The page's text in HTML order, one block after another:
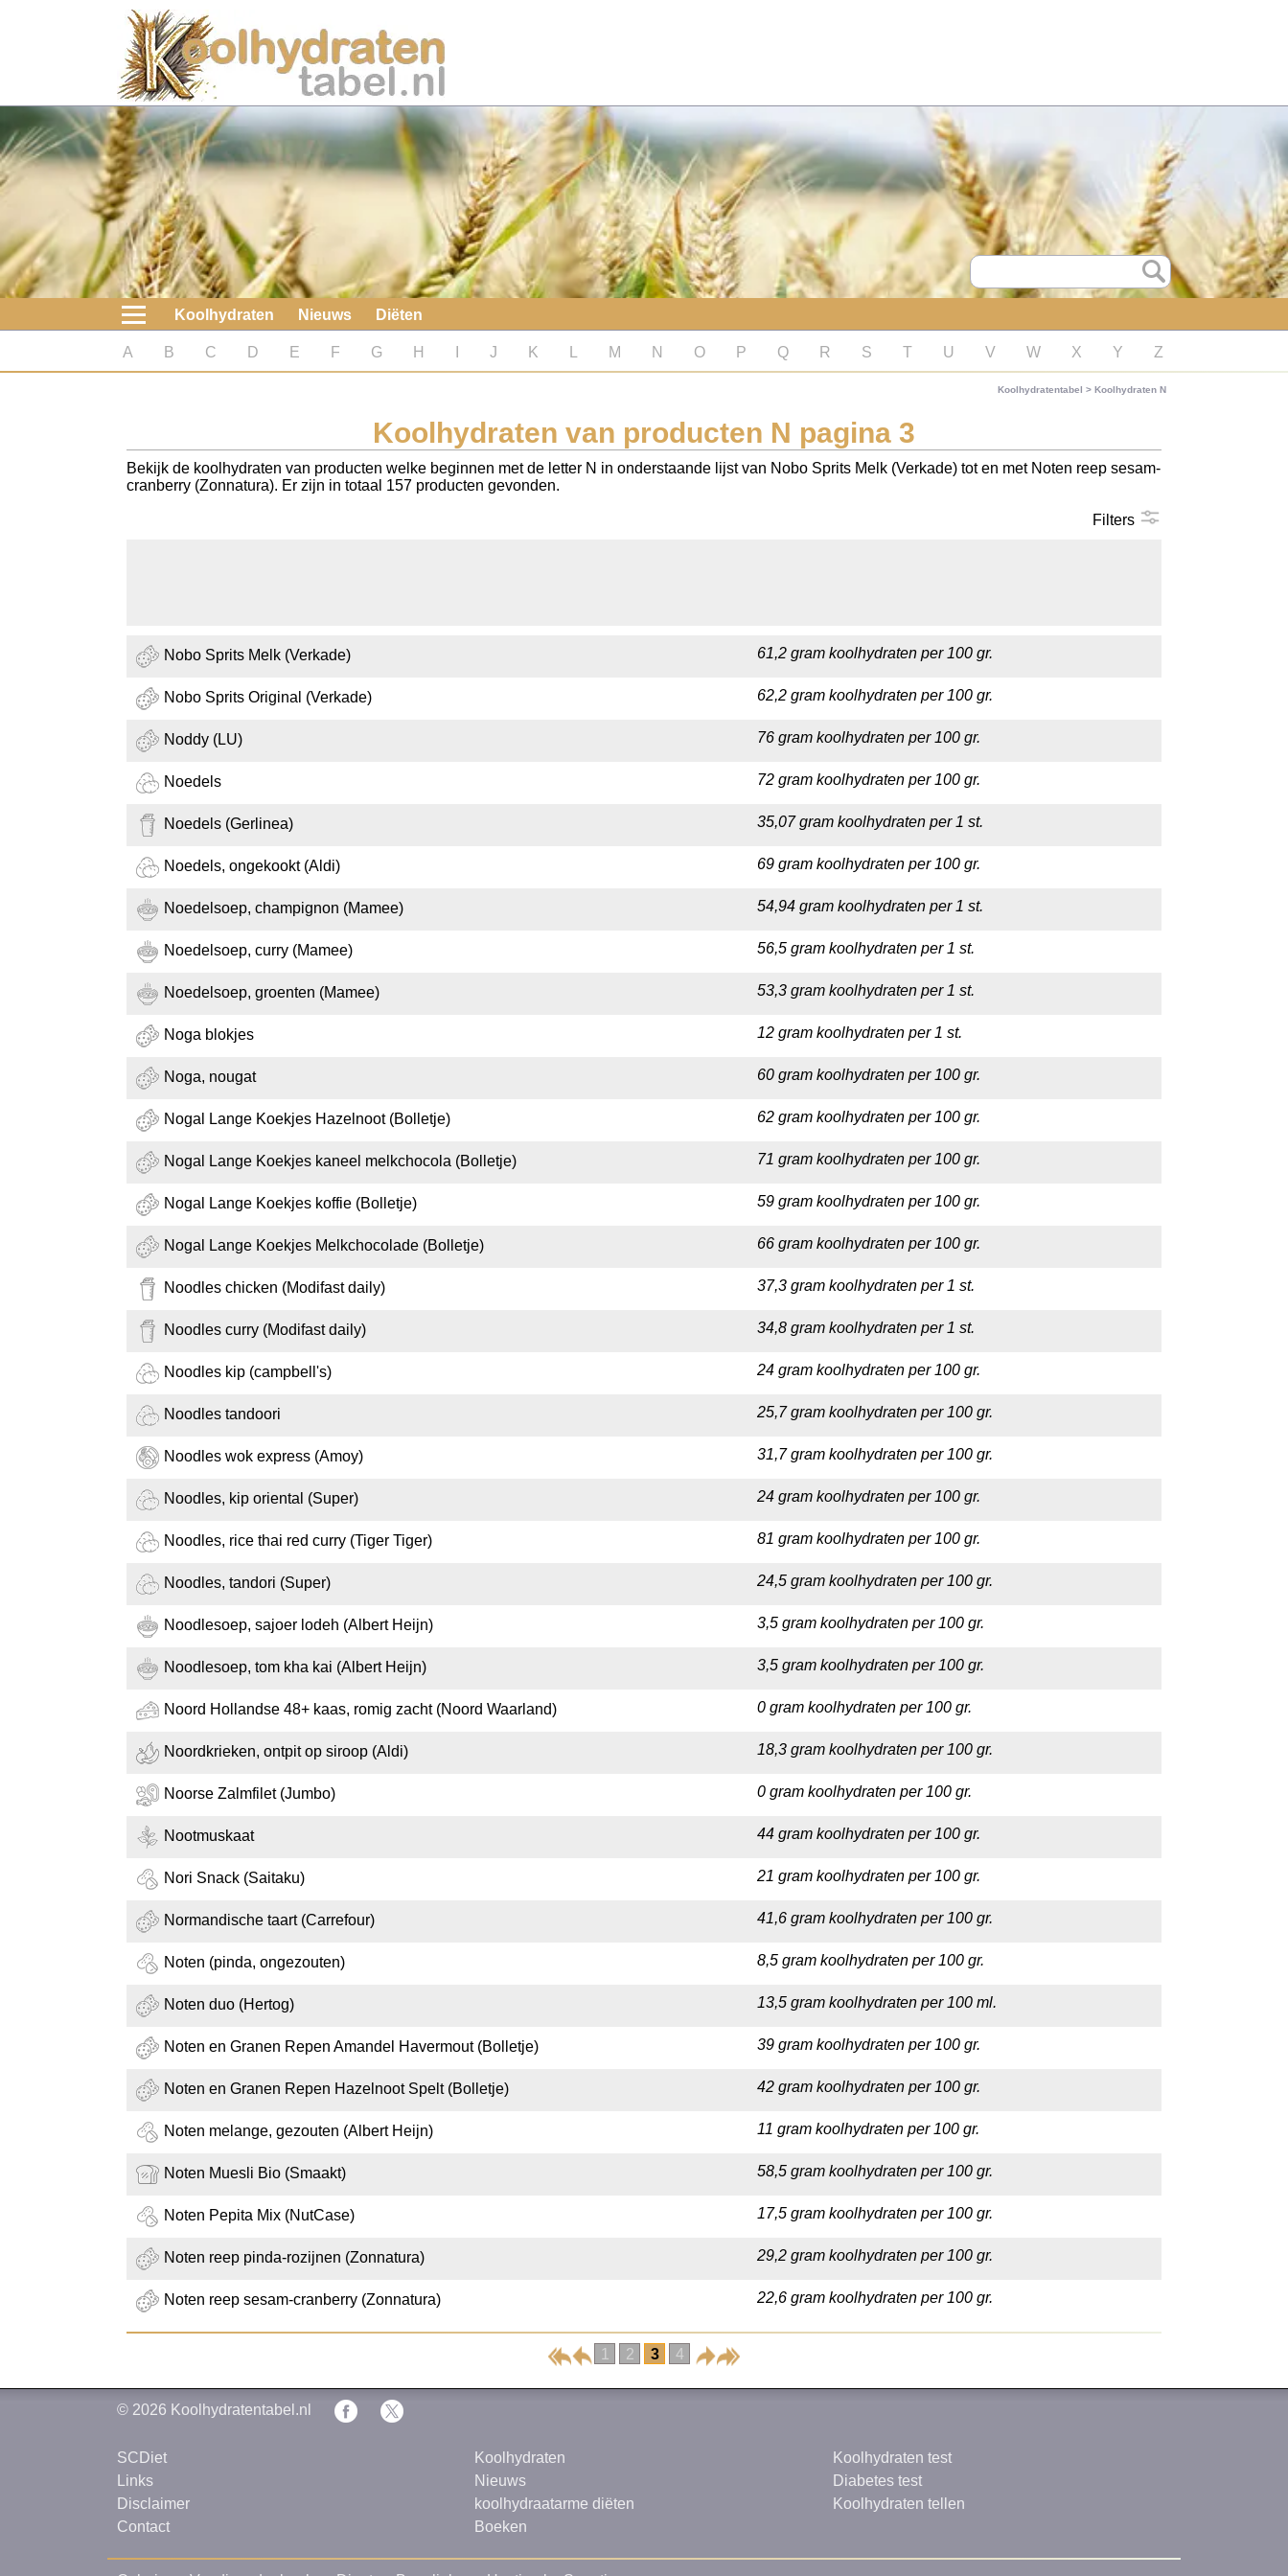
Koolhydraten
Nieuws
Koolhydraatarme diëten
Boeken
koolhydraatarme diëten
Diabetes test
Koolhydraten tellen
Koolhydraten Nieuws Diëten
A B C D E F G H J K M N O P Q R S T U V W X Y Z
Koolhydratentabel > Koolhydraten N
Koolhydraten van producten N pagina 3
Bekijk de koolhydraten van producten welke beginnen met de letter N in onderstaande lijst van Nobo Sprits Melk (Verkade) tot en met Noten reep sesam-
cranberry (Zonnatura). Er zijn in totaal 157 producten gevonden.
Filters
Nobo Sprits Melk (Verkade) 61,2 gram koolhydraten per 100 gr.
Nobo Sprits Original (Verkade) 62,2 gram koolhydraten per 100 gr.
Noddy (LU) 76 gram koolhydraten per 100 gr.
Noedels 72 gram koolhydraten per 100 gr.
Noedels (Gerlinea) 35,07 gram koolhydraten per 1 st.
Noedels, ongekookt (Aldi) 69 gram koolhydraten per 100 gr.
Noedelsoep, champignon (Mamee) 54,94 gram koolhydraten per 1 st.
Noedelsoep, curry (Mamee) 56,5 gram koolhydraten per 1 st.
Noedelsoep, groenten (Mamee) 53,3 gram koolhydraten per 1 st.
Noga blokjes 12 gram koolhydraten per 1 st.
Noga, nougat 60 gram koolhydraten per 100 gr.
Nogal Lange Koekjes Hazelnoot (Bolletje) 62 gram koolhydraten per 100 gr.
Nogal Lange Koekjes kaneel melkchocola (Bolletje) 71 gram koolhydraten per 100 gr.
Nogal Lange Koekjes koffie (Bolletje) 59 gram koolhydraten per 100 gr.
Nogal Lange Koekjes Melkchocolade (Bolletje) 66 gram koolhydraten per 100 gr.
Noodles chicken (Modifast daily) 37,3 gram koolhydraten per 1 st.
Noodles curry (Modifast daily) 34,8 gram koolhydraten per 1 st.
Noodles kip (campbell's) 24 gram koolhydraten per 100 gr.
Noodles tandoori 25,7 gram koolhydraten per 100 gr.
Noodles wok express (Amoy) 31,7 gram koolhydraten per 100 gr.
Noodles, kip oriental (Super) 24 gram koolhydraten per 100 gr.
Noodles, rice thai red curry (Tiger Tiger) 81 gram koolhydraten per 100 gr.
Noodles, tandori (Super) 24,5 gram koolhydraten per 100 gr.
Noodlesoep, sajoer lodeh (Albert Heijn) 3,5 gram koolhydraten per 100 gr.
Noodlesoep, tom kha kai (Albert Heijn) 3,5 gram koolhydraten per 100 gr.
Noord Hollandse 48+ kaas, romig zacht (Noord Waarland) 0 gram koolhydraten per 100 gr.
Noordkrieken, ontpit op siroop (Aldi) 18,3 gram koolhydraten per 100 gr.
Noorse Zalmfilet (Jumbo) 0 gram koolhydraten per 100 gr.
Nootmuskaat 44 gram koolhydraten per 100 gr.
Nori Snack (Saitaku) 21 gram koolhydraten per 100 gr.
Normandische taart (Carrefour) 41,6 gram koolhydraten per 100 gr.
Noten (pinda, ongezouten) 8,5 gram koolhydraten per 100 gr.
Noten duo (Hertog) 13,5 gram koolhydraten per 100 ml.
Noten en Granen Repen Amandel Havermout (Bolletje) 39 gram koolhydraten per 100 gr.
Noten en Granen Repen Hazelnoot Spelt (Bolletje) 42 gram koolhydraten per 100 gr.
Noten melange, gezouten (Albert Heijn) 11 gram koolhydraten per 100 gr.
Noten Muesli Bio (Smaakt) 58,5 gram koolhydraten per 100 gr.
Noten Pepita Mix (NutCase) 17,5 gram koolhydraten per 100 gr.
Noten reep pinda-rozijnen (Zonnatura) 29,2 gram koolhydraten per 100 gr.
Noten reep sesam-cranberry (Zonnatura) 22,6 gram koolhydraten per 100 gr.
1 2 3 4
© 2026 Koolhydratentabel.nl
SCDiet
Links
Disclaimer
Contact
Koolhydraten
Nieuws
koolhydraatarme diëten
Boeken
Koolhydraten test
Diabetes test
Koolhydraten tellen